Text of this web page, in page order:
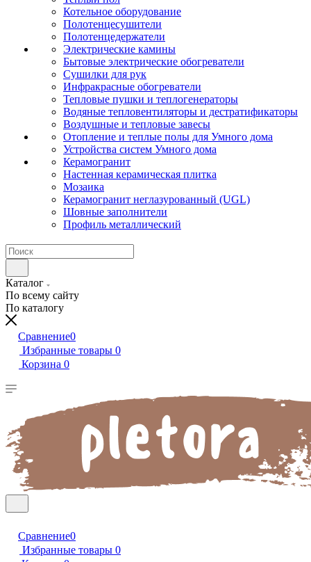
Котельное оборудование
Полотенцесушители
Полотенцедержатели
Электрические камины
Бытовые электрические обогреватели
Сушилки для рук
Инфракрасные обогреватели
Тепловые пушки и теплогенераторы
Водяные тепловентиляторы и дестратификаторы
Воздушные и тепловые завесы
Отопление и теплые полы для Умного дома
Устройства систем Умного дома
Керамогранит
Настенная керамическая плитка
Мозаика
Керамогранит неглазурованный (UGL)
Шовные заполнители
Профиль металлический
Каталог
По всему сайту
По каталогу
Сравнение0
Избранные товары 0
Корзина 0
Сравнение0
Избранные товары 0